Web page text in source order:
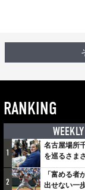
RANKING
WEEKLY
1
名古屋場所
を巡るさま
2
「富める
出せない一